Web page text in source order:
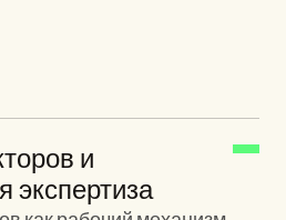
и
экспертиза